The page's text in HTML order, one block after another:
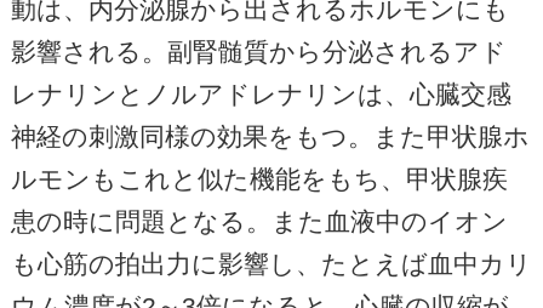
動は、内分泌腺から出されるホルモンにも
影響される。副腎髄質から分泌されるアド
レナリンとノルアドレナリンは、心臓交感
神経の刺激同様の効果をもつ。また甲状腺ホ
ルモンもこれと似た機能をもち、甲状腺疾
患の時に問題となる。また血液中のイオン
も心筋の拍出力に影響し、たとえば血中カリ